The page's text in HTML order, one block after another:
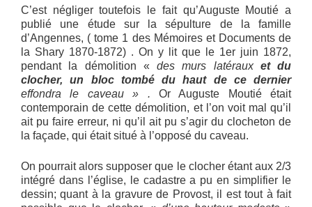
C’est négliger toutefois le fait qu’Auguste Moutié a
publié une étude sur la sépulture de la famille
d’Angennes, ( tome 1 des Mémoires et Documents de
la Shary 1870-1872) . On y lit que le 1er juin 1872,
pendant la démolition « des murs latéraux et du
clocher, un bloc tombé du haut de ce dernier
effondra le caveau » . Or Auguste Moutié était
contemporain de cette démolition, et l’on voit mal qu’il
ait pu faire erreur, ni qu’il ait pu s’agir du clocheton de
la façade, qui était situé à l’opposé du caveau.
On pourrait alors supposer que le clocher étant aux 2/3
intégré dans l’église, le cadastre a pu en simplifier le
dessin; quant à la gravure de Provost, il est tout à fait